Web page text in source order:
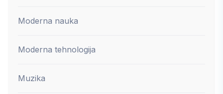
Moderna nauka
Moderna tehnologija
Muzika